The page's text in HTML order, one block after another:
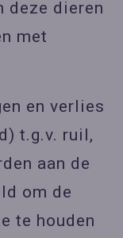
dieren
met
en verlies
t.g.v. ruil,
aan de
om de
te houden